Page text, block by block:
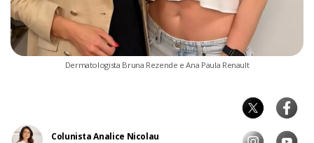
Dermatologista Bruna Rezende e Ana Paula Renault
Colunista Analice Nicolau